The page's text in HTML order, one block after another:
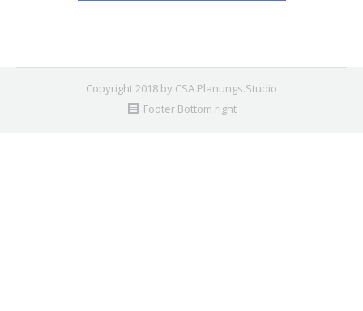
Copyright 2018 by CSA Planungs.Studio
Footer Bottom right